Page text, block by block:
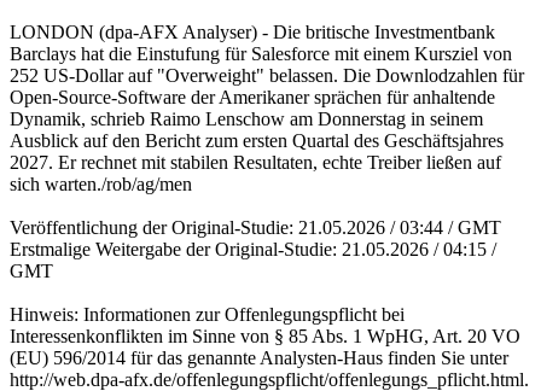
LONDON (dpa-AFX Analyser) - Die britische Investmentbank
Barclays hat die Einstufung für Salesforce mit einem Kursziel von
252 US-Dollar auf "Overweight" belassen. Die Downlodzahlen für
Open-Source-Software der Amerikaner sprächen für anhaltende
Dynamik, schrieb Raimo Lenschow am Donnerstag in seinem
Ausblick auf den Bericht zum ersten Quartal des Geschäftsjahres
2027. Er rechnet mit stabilen Resultaten, echte Treiber ließen auf
sich warten./rob/ag/men
Veröffentlichung der Original-Studie: 21.05.2026 / 03:44 / GMT
Erstmalige Weitergabe der Original-Studie: 21.05.2026 / 04:15 /
GMT
Hinweis: Informationen zur Offenlegungspflicht bei
Interessenkonflikten im Sinne von § 85 Abs. 1 WpHG, Art. 20 VO
(EU) 596/2014 für das genannte Analysten-Haus finden Sie unter
http://web.dpa-afx.de/offenlegungspflicht/offenlegungs_pflicht.html.